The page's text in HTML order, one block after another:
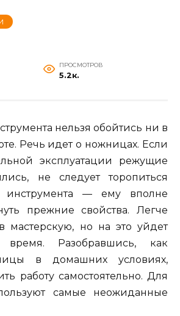
ПРОСМОТРОВ
5.2к.
нельзя обойтись ни в
Речь идет о ножницах. Если
эксплуатации режущие
не следует торопиться
инструмента — ему вполне
прежние свойства. Легче
мастерскую, но на это уйдет
время. Разобравшись, как
в домашних условиях,
работу самостоятельно. Для
самые неожиданные